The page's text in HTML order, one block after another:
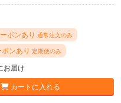
ポンあり 通常注文のみ
ンあり 定期便のみ
お届け
カートに入れる